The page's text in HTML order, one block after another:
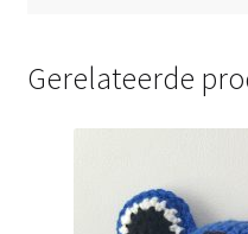
Gerelateerde